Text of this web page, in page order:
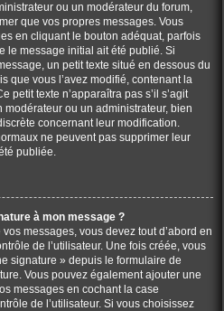
ou un modérateur du forum,
que vos propres messages. Vous
en cliquant le bouton adéquat, parfois
le message initial ait été publié. Si
un petit texte situé en dessous du
que vous l’avez modifié, contenant la
petit texte n’apparaîtra pas s’il s’agit
modérateur ou un administrateur, bien
concernant leur modification.
ne peuvent pas supprimer leur
publiée.
à mon message ?
messages, vous devez tout d’abord en
de l’utilisateur. Une fois créée, vous
signature » depuis le formulaire de
Vous pouvez également ajouter une
messages en cochant la case
de l’utilisateur. Si vous choisissez